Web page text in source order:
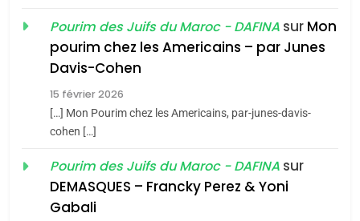
Maroc : Les amandes de
Tafraout, le miel de Tadla
du terroir
De Loya Stauber
CINEMA ISRAÉL
Pourim des Juifs du Maroc - DAFINA sur Mon
pourim chez les Americains – par Junes
Davis-Cohen
15 février 2026
[…] Mon Pourim chez les Americains, par-junes-davis-
cohen […]
Pourim des Juifs du Maroc - DAFINA sur
DEMASQUES – Francky Perez & Yoni
Gabali